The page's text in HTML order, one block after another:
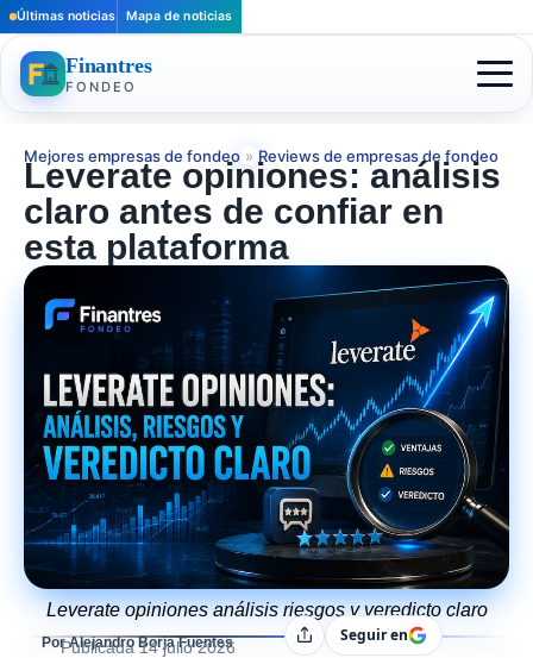
Últimas noticias Mapa de noticias
Finantres
FONDEO
Mejores empresas de fondeo » Reviews de empresas de fondeo
Leverate opiniones: análisis
claro antes de confiar en
esta plataforma
Leverate opiniones análisis riesgos y veredicto claro
Por Alejandro Borja Fuentes
Publicada 14 julio 2026
CompartirSeguir en